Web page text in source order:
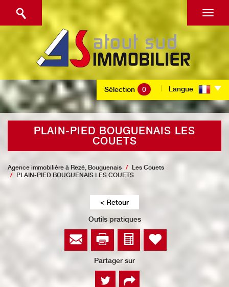
Sélection 0 Langue
PLAIN-PIED BOUGUENAIS LES
COUETS
Agence immobilière à Rezé, Bouguenais
Les Couets
PLAIN-PIED BOUGUENAIS LES COUETS
< Retour
Outils pratiques
Partager sur